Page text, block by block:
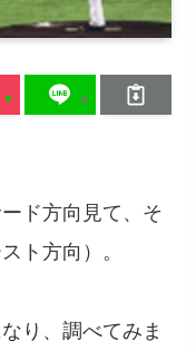
ド方向見て、そ
ト方向）。
り、調べてみま